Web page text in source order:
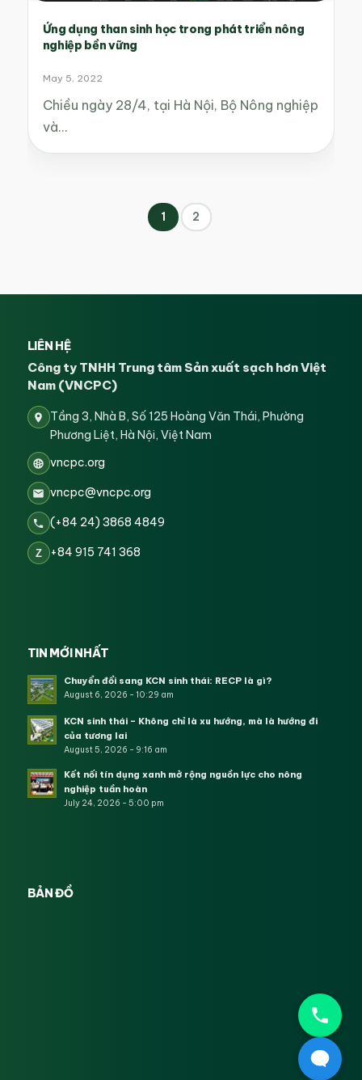
Ứng dụng than sinh học trong phát triển nông
nghiệp bền vững
May 5, 2022
Chiều ngày 28/4, tại Hà Nội, Bộ Nông nghiệp
và…
1 2
LIÊN HỆ
Công ty TNHH Trung tâm Sản xuất sạch hơn Việt
Nam (VNCPC)
Tầng 3, Nhà B, Số 125 Hoàng Văn Thái, Phường
Phương Liệt, Hà Nội, Việt Nam
vncpc.org
vncpc@vncpc.org
(+84 24) 3868 4849
Z +84 915 741 368
TIN MỚI NHẤT
Chuyển đổi sang KCN sinh thái: RECP là gì?
August 6, 2026 - 10:29 am
KCN sinh thái – Không chỉ là xu hướng, mà là hướng đi
của tương lai
August 5, 2026 - 9:16 am
Kết nối tín dụng xanh mở rộng nguồn lực cho nông
nghiệp tuần hoàn
July 24, 2026 - 5:00 pm
BẢN ĐỒ